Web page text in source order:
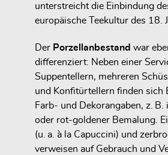
unterstreicht die Einbindung
europäische Teekultur des 18.
Der Porzellanbestand war
differenziert: Neben einer
Suppentellern, mehreren
und Konfitürtellern finden sich
Farb- und Dekorangaben, z.
oder rot-goldener Bemalung.
(u. a. à la Capuccini) und
verweisen auf Gebrauch und